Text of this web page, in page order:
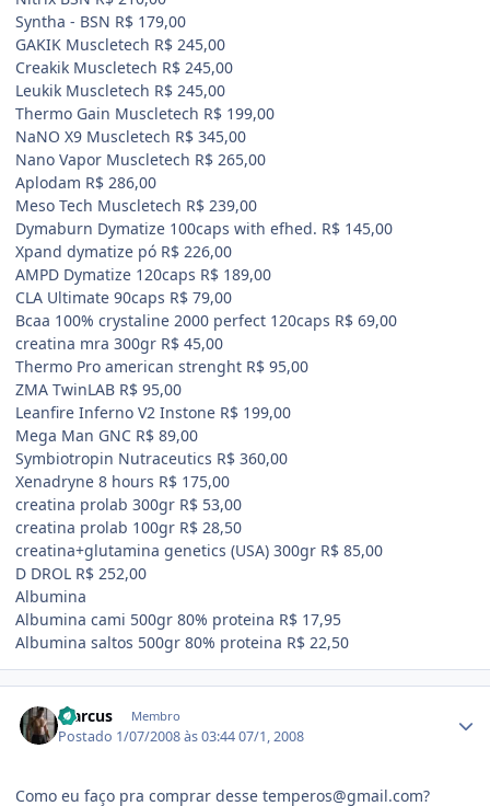
Syntha - BSN R$ 179,00
GAKIK Muscletech R$ 245,00
Creakik Muscletech R$ 245,00
Leukik Muscletech R$ 245,00
Thermo Gain Muscletech R$ 199,00
NaNO X9 Muscletech R$ 345,00
Nano Vapor Muscletech R$ 265,00
Aplodam R$ 286,00
Meso Tech Muscletech R$ 239,00
Dymaburn Dymatize 100caps with efhed. R$ 145,00
Xpand dymatize pó R$ 226,00
AMPD Dymatize 120caps R$ 189,00
CLA Ultimate 90caps R$ 79,00
Bcaa 100% crystaline 2000 perfect 120caps R$ 69,00
creatina mra 300gr R$ 45,00
Thermo Pro american strenght R$ 95,00
ZMA TwinLAB R$ 95,00
Leanfire Inferno V2 Instone R$ 199,00
Mega Man GNC R$ 89,00
Symbiotropin Nutraceutics R$ 360,00
Xenadryne 8 hours R$ 175,00
creatina prolab 300gr R$ 53,00
creatina prolab 100gr R$ 28,50
creatina+glutamina genetics (USA) 300gr R$ 85,00
D DROL R$ 252,00
Albumina
Albumina cami 500gr 80% proteina R$ 17,95
Albumina saltos 500gr 80% proteina R$ 22,50
Marcus Membro
Postado 1/07/2008 às 03:4407/1, 2008
Como eu faço pra comprar desse temperos@gmail.com?